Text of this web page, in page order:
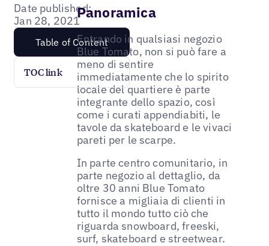
Date published:
Jan 28, 2021
Table of Content
TOC link
Panoramica
Entrando in qualsiasi negozio
Blue Tomato, non si può fare a
meno di sentire
immediatamente che lo spirito
locale del quartiere è parte
integrante dello spazio, così
come i curati appendiabiti, le
tavole da skateboard e le vivaci
pareti per le scarpe.
In parte centro comunitario, in
parte negozio al dettaglio, da
oltre 30 anni Blue Tomato
fornisce a migliaia di clienti in
tutto il mondo tutto ciò che
riguarda snowboard, freeski,
surf, skateboard e streetwear.